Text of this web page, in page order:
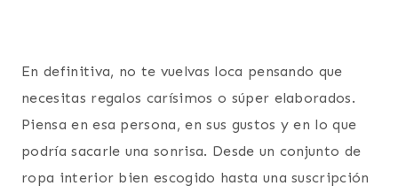
En definitiva, no te vuelvas loca pensando que
necesitas regalos carísimos o súper elaborados.
Piensa en esa persona, en sus gustos y en lo que
podría sacarle una sonrisa. Desde un conjunto de
ropa interior bien escogido hasta una suscripción